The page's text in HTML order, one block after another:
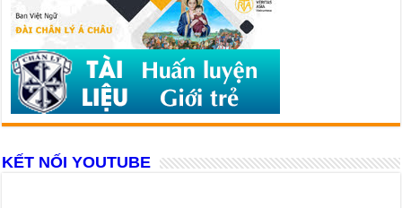
KẾT NỐI YOUTUBE